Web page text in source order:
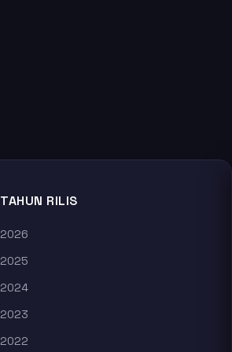
TAHUN RILIS
2026
2025
2024
2023
2022